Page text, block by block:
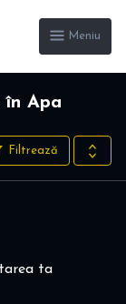
Meniu
în Apa
Filtrează
ta